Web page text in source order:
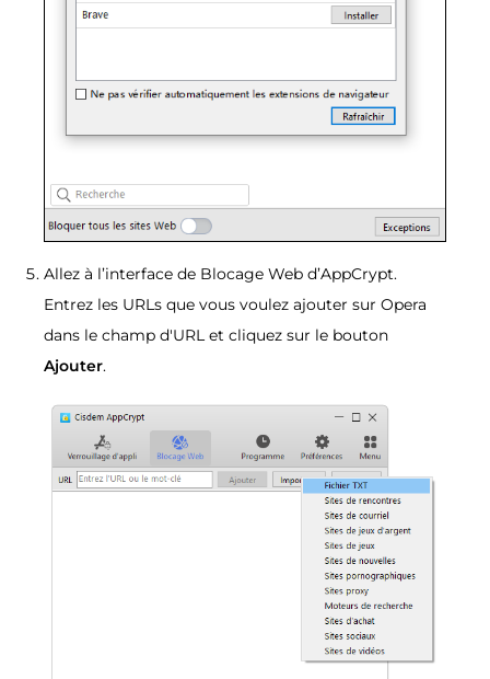
Allez à l’interface de Blocage Web d’AppCrypt.
Entrez les URLs que vous voulez ajouter sur Opera
dans le champ d'URL et cliquez sur le bouton
Ajouter.